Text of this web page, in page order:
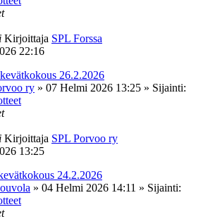
Kirjoittaja SPL Forssa
22:16
26.2.2026
ry » 07 Helmi 2026 13:25 » Sijainti:
Kirjoittaja SPL Porvoo ry
13:25
24.2.2026
» 04 Helmi 2026 14:11 » Sijainti: